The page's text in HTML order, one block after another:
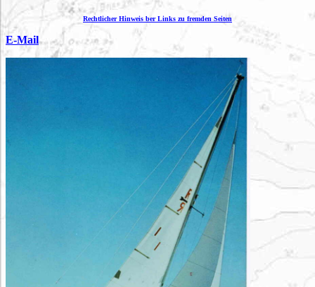
Rechtlicher Hinweis ber Links zu fremden Seiten
E-Mail